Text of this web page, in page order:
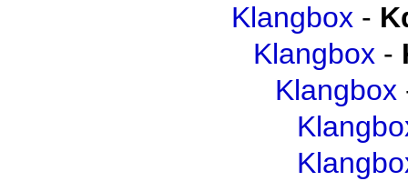
Klangbox -
Klangbox -
Klangbox